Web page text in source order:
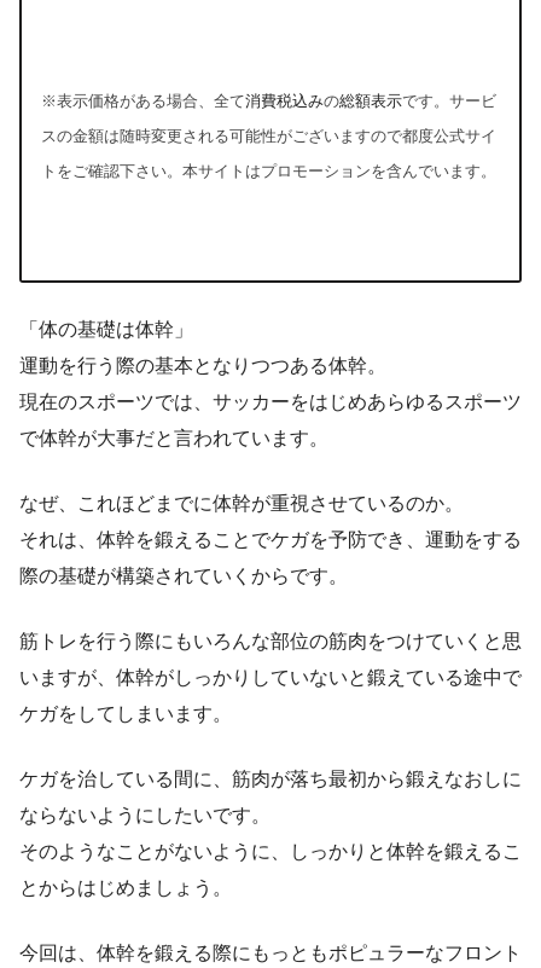
※表示価格がある場合、全て消費税込みの総額表示です。サービ
スの金額は随時変更される可能性がございますので都度公式サイ
トをご確認下さい。本サイトはプロモーションを含んでいます。
「体の基礎は体幹」
運動を行う際の基本となりつつある体幹。
現在のスポーツでは、サッカーをはじめあらゆるスポーツ
で体幹が大事だと言われています。
なぜ、これほどまでに体幹が重視させているのか。
それは、体幹を鍛えることでケガを予防でき、運動をする
際の基礎が構築されていくからです。
筋トレを行う際にもいろんな部位の筋肉をつけていくと思
いますが、体幹がしっかりしていないと鍛えている途中で
ケガをしてしまいます。
ケガを治している間に、筋肉が落ち最初から鍛えなおしに
ならないようにしたいです。
そのようなことがないように、しっかりと体幹を鍛えるこ
とからはじめましょう。
今回は、体幹を鍛える際にもっともポピュラーなフロント